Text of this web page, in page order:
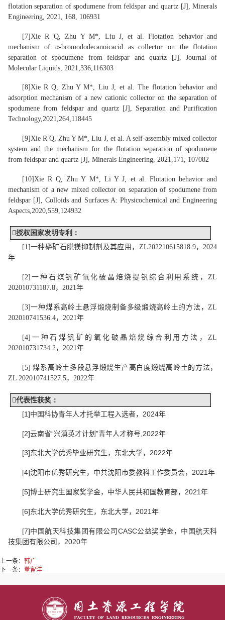
flotation separation of spodumene from feldspar and quartz [J], Minerals
Engineering, 2021, 168, 106931
[7]Xie R Q, Zhu Y M*, Liu J, et al. Flotation behavior and
mechanism of α-bromododecanoicacid as collector on the flotation
separation of spodumene from feldspar and quartz [J], Journal of
Molecular Liquids, 2021,336,116303
[8]Xie R Q, Zhu Y M*, Liu J, et al. The flotation behavior and
adsorption mechanism of a new cationic collector on the separation of
spodumene from feldspar and quartz [J], Separation and Purification
Technology,2021,264,118445
[9]Xie R Q, Zhu Y M*, Liu J, et al. A self-assembly mixed collector
system and the mechanism for the flotation separation of spodumene
from feldspar and quartz [J], Minerals Engineering, 2021,171, 107082
[10]Xie R Q, Zhu Y M*, Li Y J, et al. Flotation behavior and
mechanism of a new mixed collector on separation of spodumene from
feldspar [J], Colloids and Surfaces A: Physicochemical and Engineering
Aspects,2020,559,124932
授权国家发明专利 ：
[1]一种磷矿石脱镁抑制剂及其应用 ， ZL202210615818.9，2024
年
[2] 一种石煤钒矿氧化破晶焙烧 提钒综合利用系统，ZL
202010731187.8， 2021年
[3]一种煤系高岭土悬浮煅烧制备多级煅烧高岭土的方法， ZL
202010741536.4， 2021 年
[4] 一种石煤钒矿的氧化破晶焙烧 综合利用方法， ZL
202010731734.2 ， 2021 年
[5] 煤系高岭土多段悬浮煅烧生产高白度煅烧高岭土的方法，
ZL 202010741527.5， 2022年
代表性获奖：
[1]中国科协青年人才托举工程入选者， 2024年
[2]云南省“兴滇英才计划”青年人才称号 2022年
[3]东北大学优秀毕业研究生，东北大学， 2022年
[4]沈阳市优秀研究生，中共沈阳市委教科工作委员会， 2021年
[5]博士研究生国家奖学金，中华人民共和国教育部， 2021年
[6]东北大学优秀研究生，东北大学， 2021年
[7]中国航天科技集团有限公司CASC公益奖学金，中国航天科
技集团有限公司， 2020年
上一条： 韩广
下一条： 董留洋